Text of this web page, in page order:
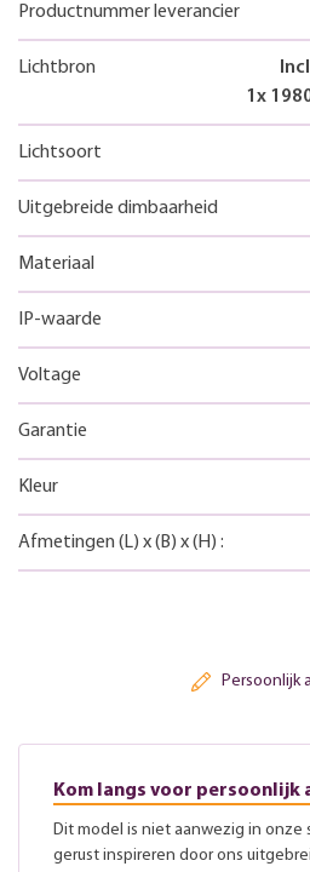
Productnummer leverancier
Lichtbron
1x
Lichtsoort
Uitgebreide dimbaarheid
Materiaal
IP-waarde
Voltage
Garantie
Kleur
Afmetingen (L) x(B) x(H) :
Persoonlijk
Kom langs voor persoonlijk
Dit model is niet aanwezig in onze
gerust inspireren door ons